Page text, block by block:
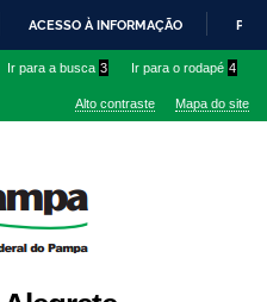
IR
O
ACESSO À INFORMAÇÃO
Ir para a busca 3 Ir para o rodapé 4
Alto contraste Mapa do site